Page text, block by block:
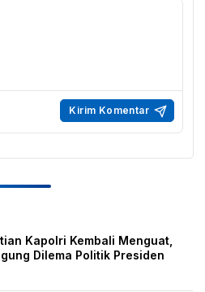
Kapolri Kembali Menguat,
Dilema Politik Presiden